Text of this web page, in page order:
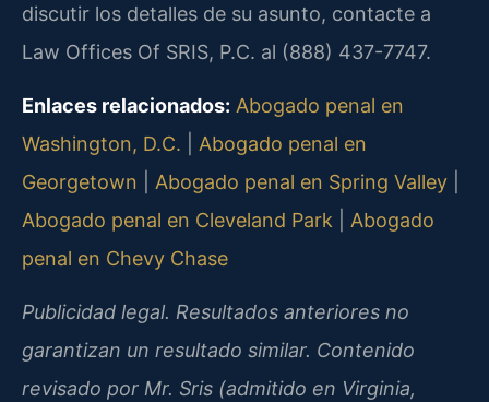
discutir los detalles de su asunto, contacte a
Law Offices Of SRIS, P.C. al (888) 437-7747.
Enlaces relacionados: Abogado penal en
Washington, D.C.
Abogado penal en
Georgetown
Abogado penal en Spring Valley
Abogado penal en Cleveland Park
Abogado
penal en Chevy Chase
Publicidad legal. Resultados anteriores no
garantizan un resultado similar. Contenido
revisado por Mr. Sris (admitido en Virginia,